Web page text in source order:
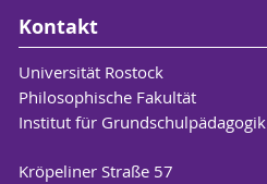
Kontakt
Universität Rostock
Philosophische Fakultät
Institut für Grundschulpädagogik
Kröpeliner Straße 57